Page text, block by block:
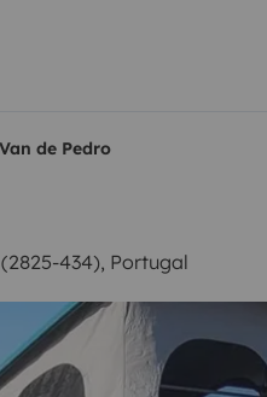
Van de Pedro
434), Portugal